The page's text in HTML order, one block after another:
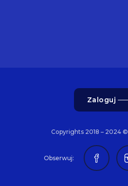
Zaloguj
Copyrights 2018 – 2024 ©
Obserwuj: